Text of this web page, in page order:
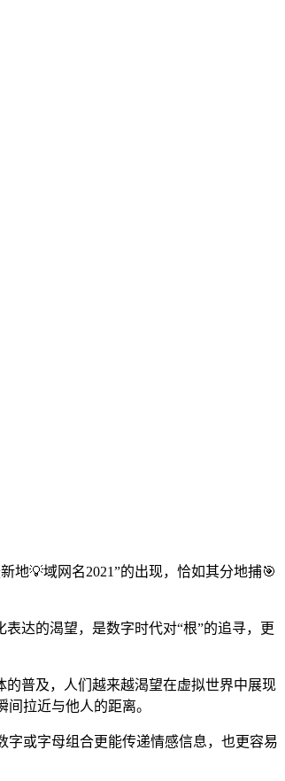
地💡域网名2021”的出现，恰如其分地捕🎯
达的渴望，是数字时代对“根”的追寻，更
普及，人们越来越渴望在虚拟世界中展现
拉近与他人的距离。
或字母组合更能传递情感信息，也更容易